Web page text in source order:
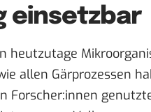
einsetzbar
heutzutage
allen Gärprozessen
Forscher:innen